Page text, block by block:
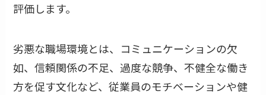
評価します。
劣悪な職場環境とは、コミュニケーションの欠
如、信頼関係の不足、過度な競争、不健全な働き
方を促す文化など、従業員のモチベーションや健